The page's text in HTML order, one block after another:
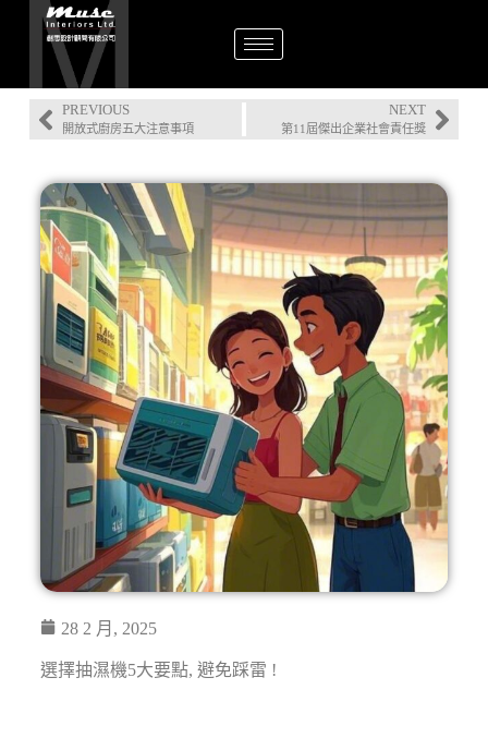
PREVIOUS
開放式廚房五大注意事項
NEXT
第11屆傑出企業社會責任獎
28 2 月, 2025
選擇抽濕機5大要點, 避免踩雷 !⁣